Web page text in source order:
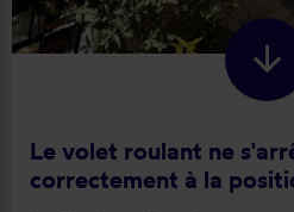
Le volet roulant ne
correctement à la